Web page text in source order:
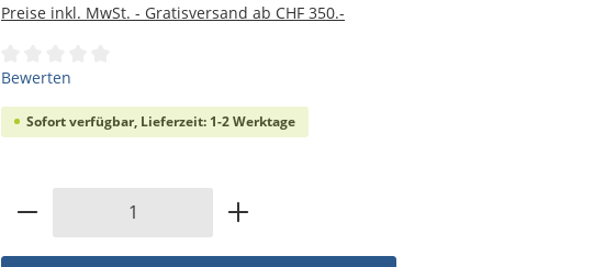
Preise inkl. MwSt. - Gratisversand ab CHF 350.-
Durchschnittliche Bewertung von 0 von 5 Sternen
Bewerten
Sofort verfügbar, Lieferzeit: 1-2 Werktage
Produkt Anzahl: Gib den gewünschten Wert